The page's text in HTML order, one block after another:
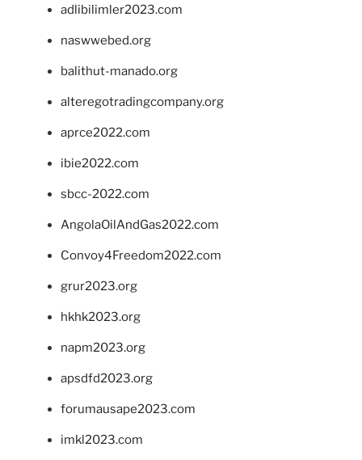
adlibilimler2023.com
naswwebed.org
balithut-manado.org
alteregotradingcompany.org
aprce2022.com
ibie2022.com
sbcc-2022.com
AngolaOilAndGas2022.com
Convoy4Freedom2022.com
grur2023.org
hkhk2023.org
napm2023.org
apsdfd2023.org
forumausape2023.com
imkl2023.com